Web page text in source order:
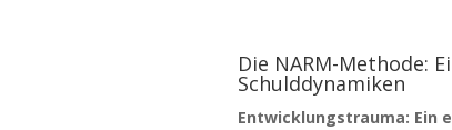
Die NARM-Methode:
Schulddynamiken
Entwicklungstrauma: Ein